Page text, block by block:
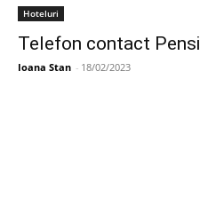
Hoteluri
Telefon contact
Ioana Stan - 18/02/2023